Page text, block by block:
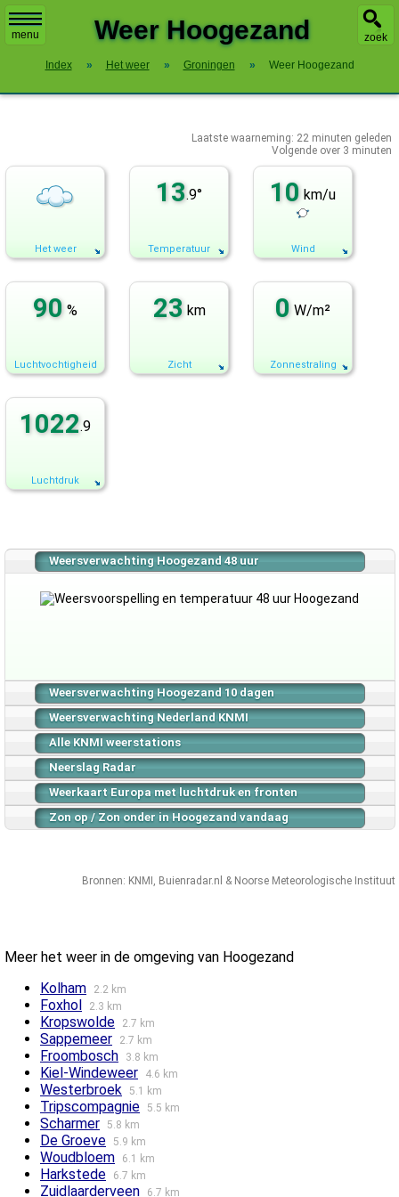
menu zoek
Weer Hoogezand
Index » Het weer » Groningen » Weer Hoogezand
Laatste waarneming: 22 minuten geleden
Volgende over 3 minuten
Het weer
13.9°
Temperatuur
10 km/u
Wind
90 %
Luchtvochtigheid
23 km
Zicht
0 W/m²
Zonnestraling
1022.9
Luchtdruk
Weersverwachting Hoogezand 48 uur
Weersverwachting Hoogezand 10 dagen
Weersverwachting Nederland KNMI
Alle KNMI weerstations
Neerslag Radar
Weerkaart Europa met luchtdruk en fronten
Zon op / Zon onder in Hoogezand vandaag
Bronnen: KNMI , Buienradar.nl & Noorse Meteorologische Instituut
Meer het weer in de omgeving van Hoogezand
Kolham
2.2 km
Foxhol 2.3 km
Kropswolde 2.7 km
Sappemeer 2.7 km
Froombosch 3.8 km
Kiel-Windeweer 4.6 km
Westerbroek 5.1 km
Tripscompagnie 5.5 km
Scharmer 5.8 km
De Groeve 5.9 km
Woudbloem 6.1 km
Harkstede 6.7 km
Zuidlaarderveen 6.7 km